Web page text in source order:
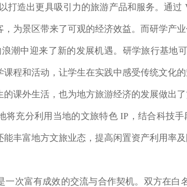
打造出更具吸引力的旅游产品和服务。通过
为景区带来了可观的经济效益。而研学产
潮中迎来了新的发展机遇。研学旅行基地
程和活动，让学生在实践中感受传统文化
课外生活，也为地方旅游经济的发展做出
将充分利用当地的文旅特色 IP，结合科技
丰富地方文旅业态，提高闲置资产利用率及
一次富有成效的交流与合作契机。双方在白